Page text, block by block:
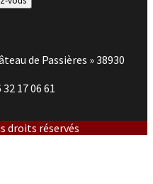
de Passières » 38930
17 06 61
droits réservés